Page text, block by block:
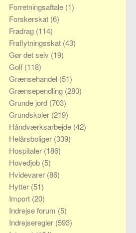
Forretningsaftale (1)
Forskerskat (6)
Fradrag (114)
Fraflytningsskat (43)
Gør det selv (19)
Golf (118)
Grænsehandel (51)
Grænsependling (280)
Grunde jord (703)
Grundskoler (219)
Håndværksarbejde (42)
Helårsboliger (339)
Hospitaler (186)
Hovedjob (5)
Hvidevarer (86)
Hytter (51)
Import (20)
Indrejse forum (5)
Indrejseregler (593)